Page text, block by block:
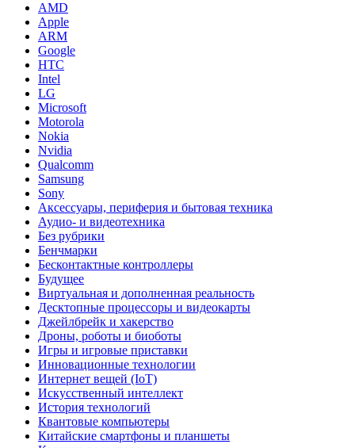
AMD
Apple
ARM
Google
HTC
Intel
LG
Microsoft
Motorola
Nokia
Nvidia
Qualcomm
Samsung
Sony
Аксессуары, периферия и бытовая техника
Аудио- и видеотехника
Без рубрики
Бенчмарки
Бесконтактные контроллеры
Будущее
Виртуальная и дополненная реальность
Десктопные процессоры и видеокарты
Джейлбрейк и хакерство
Дроны, роботы и биоботы
Игры и игровые приставки
Инновационные технологии
Интернет вещей (IoT)
Искусственный интеллект
История технологий
Квантовые компьютеры
Китайские смартфоны и планшеты